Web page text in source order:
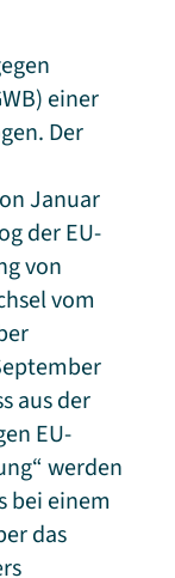
einer
Der
Januar
der EU-
von
vom
aus der
EU-
werden
bei einem
das